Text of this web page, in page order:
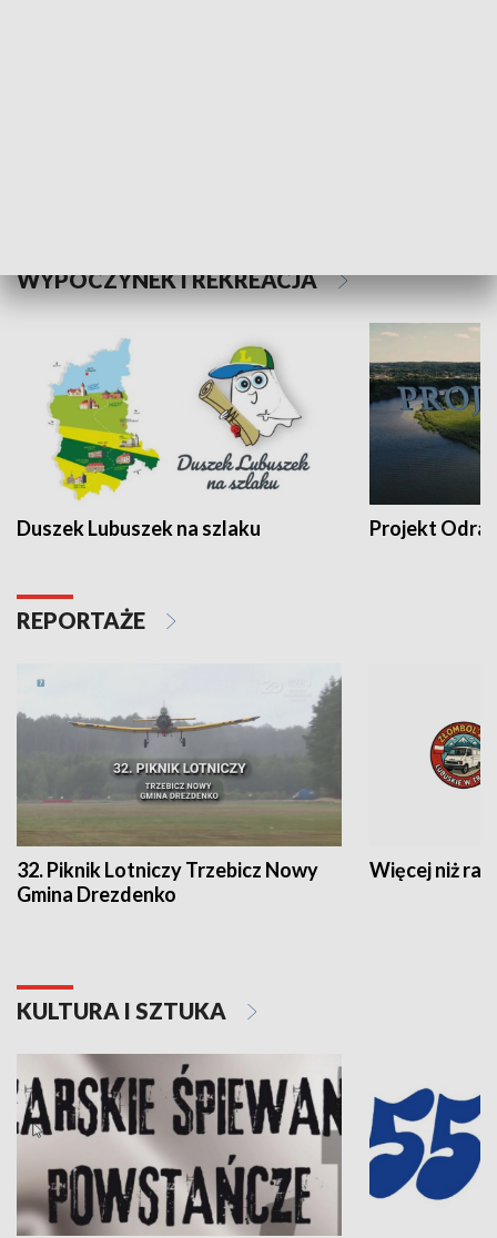
WYPOCZYNEK I REKREACJA
Duszek Lubuszek na szlaku Projekt Odra
REPORTAŻE
32. Piknik Lotniczy Trzebicz Nowy
Gmina Drezdenko
Więcej niż rajd
KULTURA I SZTUKA